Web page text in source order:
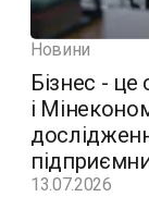
Новини
Бізнес - це
і
13.07.2026